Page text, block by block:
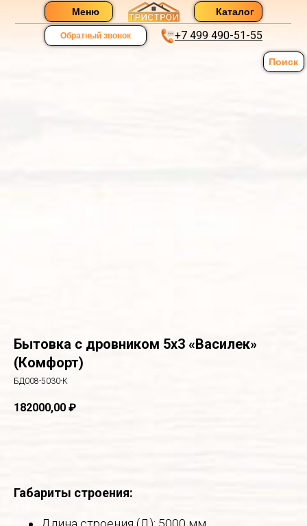
Каталог
Меню
+7 499 490-51-55
Обратный звонок
Поиск
Бытовка с дровником 5х3 «Василек»
(Комфорт)
БД008-5030-К
182000,00 ₽
Габариты строения: